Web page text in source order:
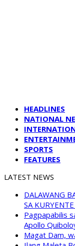
HEADLINES
NATIONAL
SPORTS
FEATURES
LATEST NEWS
DALAWANG
SA
Pagpapabilis
Apollo
Magat Dam,